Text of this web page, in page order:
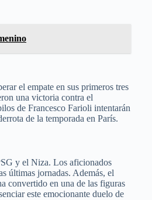
el empate en sus primeros tres
una victoria contra el
de Francesco Farioli intentarán
de la temporada en París.
y el Niza. Los aficionados
últimas jornadas. Además, el
convertido en una de las figuras
este emocionante duelo de